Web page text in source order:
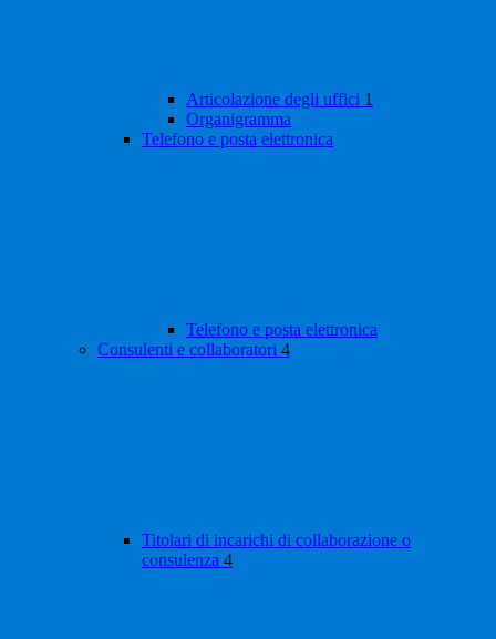
Articolazione degli uffici 1
Organigramma
Telefono e posta elettronica
Telefono e posta elettronica
Consulenti e collaboratori 4
Titolari di incarichi di collaborazione o
consulenza 4